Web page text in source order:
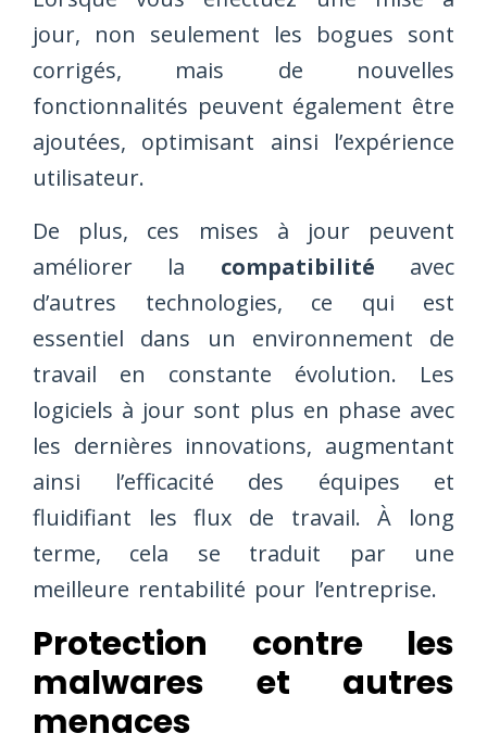
jour, non seulement les bogues sont
corrigés, mais de nouvelles
fonctionnalités peuvent également être
ajoutées, optimisant ainsi l’expérience
utilisateur.
De plus, ces mises à jour peuvent
améliorer la compatibilité avec
d’autres technologies, ce qui est
essentiel dans un environnement de
travail en constante évolution. Les
logiciels à jour sont plus en phase avec
les dernières innovations, augmentant
ainsi l’efficacité des équipes et
fluidifiant les flux de travail. À long
terme, cela se traduit par une
meilleure rentabilité pour l’entreprise.
Protection contre les
malwares et autres
menaces